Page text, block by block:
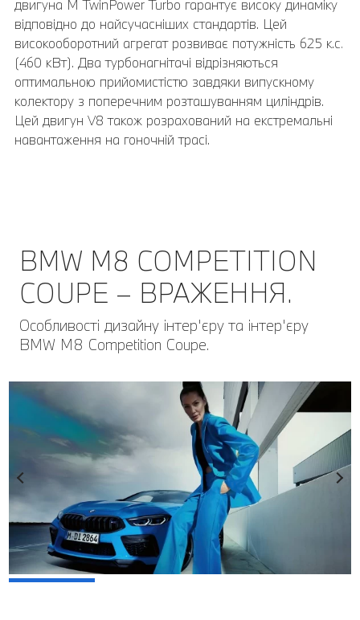
двигуна M TwinPower Turbo гарантує високу динаміку
відповідно до найсучасніших стандартів. Цей
високооборотний агрегат розвиває потужність 625 к.с.
(460 кВт). Два турбонагнітачі відрізняються
оптимальною прийомистістю завдяки випускному
колектору з поперечним розташуванням циліндрів.
Цей двигун V8 також розрахований на екстремальні
навантаження на гоночній трасі.
бічну підтримку та найвищий комфорт у тривалих
поїздках. Вони сумісні з багатоточковими ременями
безпеки та тому придатні для гонок.
BMW M8 COMPETITION
COUPE – ВРАЖЕННЯ.
Особливості дизайну інтер'єру та інтер'єру
BMW M8 Competition Coupe.